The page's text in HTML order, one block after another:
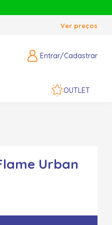
Ver preços
Entrar/Cadastrar
OUTLET
Urban